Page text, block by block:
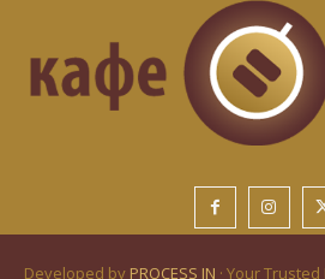
Developed by PROCESS IN · Your